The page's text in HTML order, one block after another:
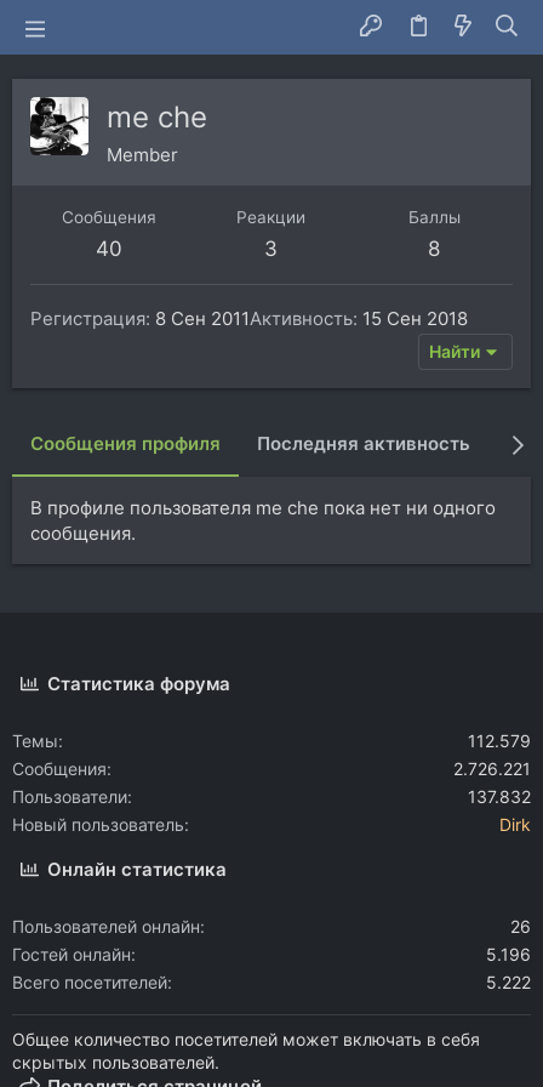
me che
Member
Сообщения
40
Реакции
3
Баллы
8
Регистрация 8 Сен 2011Активность 15 Сен 2018
Найти
Сообщения профиля Последняя активность
В профиле пользователя me che пока нет ни одного
сообщения.
Статистика форума
Темы
112.579
Сообщения
2.726.221
Пользователи
137.832
Новый пользователь
Dirk
Онлайн статистика
Пользователей онлайн
26
Гостей онлайн
5.196
Всего посетителей
5.222
Общее количество посетителей может включать в себя
скрытых пользователей.